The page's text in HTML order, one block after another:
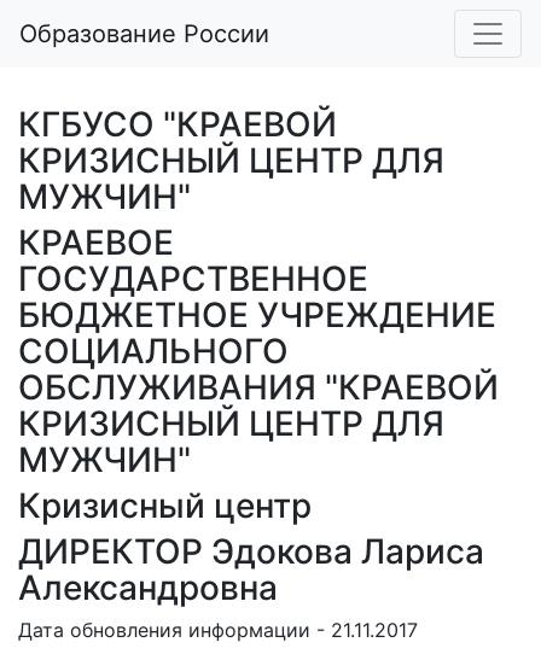
Образование России
КГБУСО "КРАЕВОЙ
КРИЗИСНЫЙ ЦЕНТР ДЛЯ
МУЖЧИН"
КРАЕВОЕ
ГОСУДАРСТВЕННОЕ
БЮДЖЕТНОЕ УЧРЕЖДЕНИЕ
СОЦИАЛЬНОГО
ОБСЛУЖИВАНИЯ "КРАЕВОЙ
КРИЗИСНЫЙ ЦЕНТР ДЛЯ
МУЖЧИН"
Кризисный центр
ДИРЕКТОР Эдокова Лариса
Александровна
Дата обновления информации - 21.11.2017